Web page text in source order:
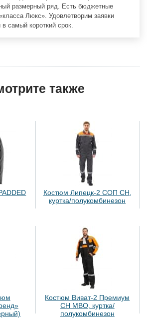
размерный ряд. Есть бюджетные
Люкс». Удовлетворим заявки
самый короткий срок.
также
Костюм Липецк-2 СОП СН,
куртка/полукомбинезон
Костюм Виват-2 Премиум
СН МВО, куртка/
полукомбинезон